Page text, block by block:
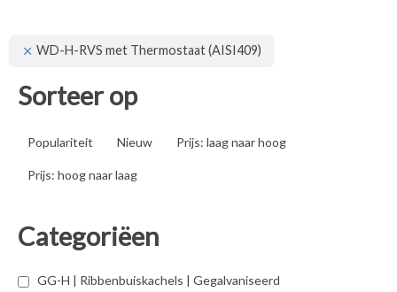
WD-H-RVS met Thermostaat (AISI409)
Sorteer op
Populariteit Nieuw Prijs: laag naar hoog
Prijs: hoog naar laag
Categoriëen
GG-H | Ribbenbuiskachels | Gegalvaniseerd